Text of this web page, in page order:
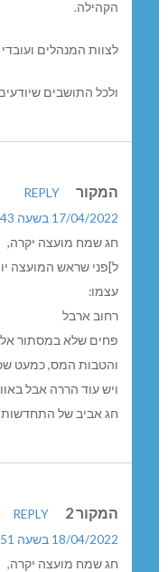
הקהילה.
לצוות המנהלים
ולכל התושבים
המקור
REPLY
17/04/2022 בשעה 09:43
חג שמח מועצה יקרה,
ל]פני שראש המועצה
עצמו:
רחוב ארבל
פחים שלא במסתור
והטבות המס, כמעט
ויש עוד הררה אבל
חג אביב של התחדשות
המקור 2
REPLY
18/04/2022 בשעה 10:51
חג שמח מועצה יקרה,